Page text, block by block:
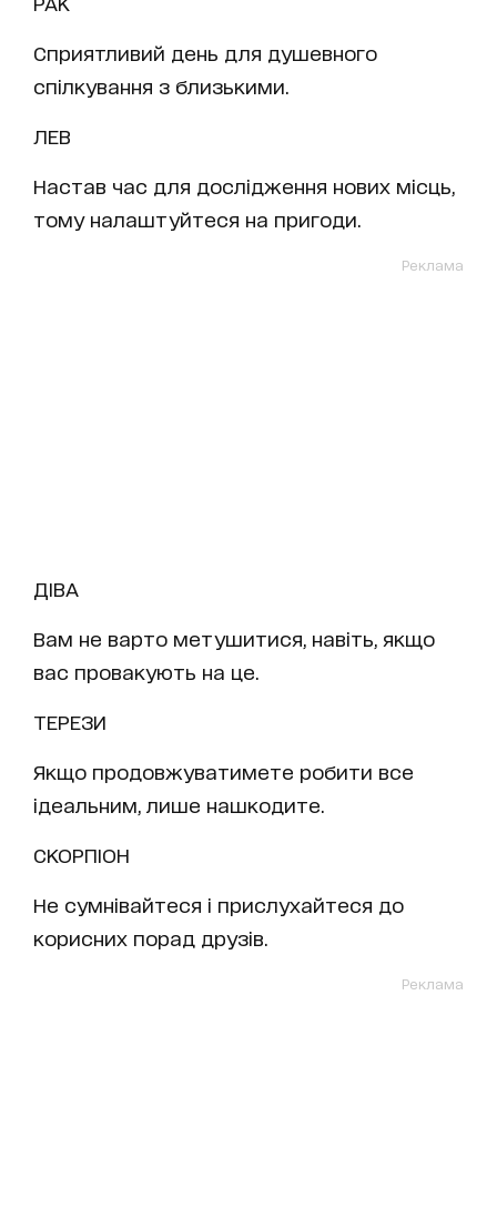
Сприятливий день для душевного
спілкування з близькими.
ЛЕВ
Настав час для дослідження нових місць,
тому налаштуйтеся на пригоди.
Реклама
ДІВА
Вам не варто метушитися, навіть, якщо
вас провакують на це.
ТЕРЕЗИ
Якщо продовжуватимете робити все
ідеальним, лише нашкодите.
СКОРПІОН
Не сумнівайтеся і прислухайтеся до
корисних порад друзів.
Реклама